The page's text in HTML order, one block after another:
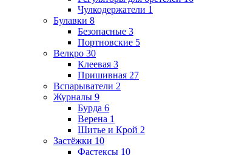
Чулкодержатели 1
Булавки 8
Безопасные 3
Портновские 5
Велкро 30
Клеевая 3
Пришивная 27
Вспарыватели 2
Журналы 9
Бурда 6
Верена 1
Шитье и Крой 2
Застёжки 10
Фастексы 10